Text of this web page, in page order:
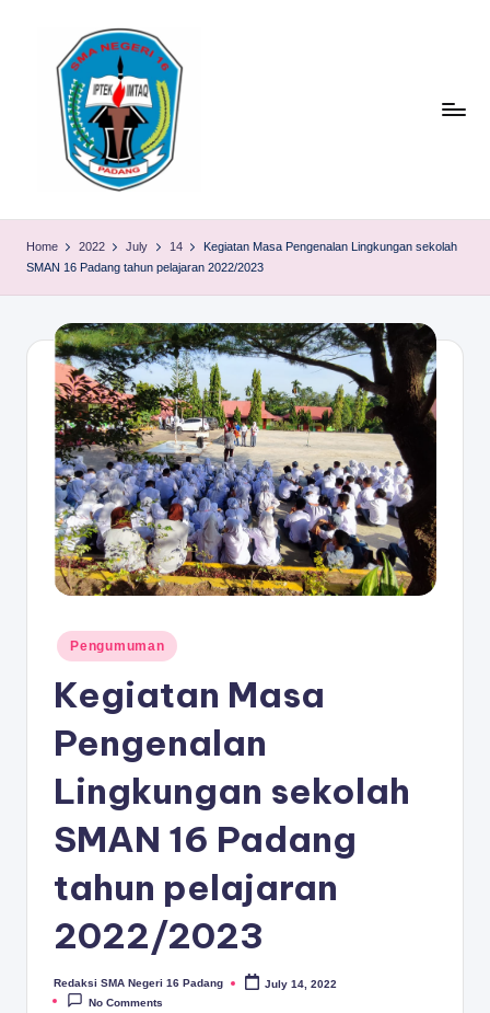
M
A
P
A
D
A
N
Home 2022 July 14
Kegiatan Masa Pengenalan Lingkungan sekolah
SMAN 16 Padang tahun pelajaran 2022/2023
Posted
in
Pengumuman
Kegiatan Masa
Pengenalan
Lingkungan sekolah
SMAN 16 Padang
tahun pelajaran
2022/2023
Posted
by
Redaksi SMA Negeri 16 Padang
July 14, 2022
No Comments